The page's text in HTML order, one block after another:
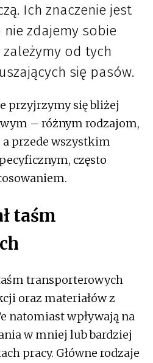
Ich znaczenie jest
zdajemy sobie
od tych
się pasów.
przyjrzymy się bliżej
– różnym rodzajom,
przede wszystkim
często
taśm
transporterowych
oraz materiałów z
natomiast wpływają na
w mniej lub bardziej
pracy. Główne rodzaje